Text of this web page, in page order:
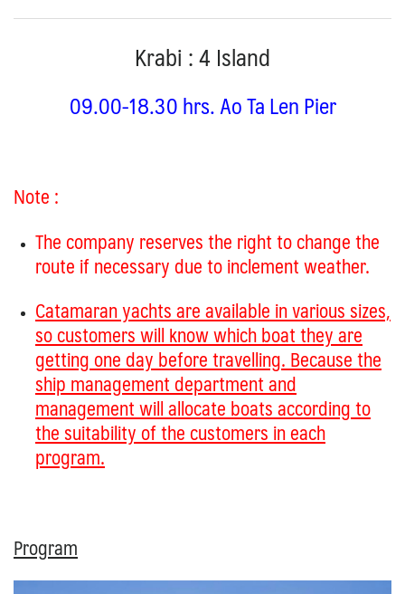
Krabi : 4 Island
09.00-18.30 hrs. Ao Ta Len Pier
Note :
The company reserves the right to change the
route if necessary due to inclement weather.
Catamaran yachts are available in various sizes,
so customers will know which boat they are
getting one day before travelling. Because the
ship management department and
management will allocate boats according to
the suitability of the customers in each
program.
Program